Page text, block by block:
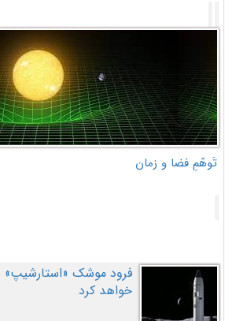
تَوهّمِ فضا و زمان
فرود موشک «استارشیپ»
خواهد کرد